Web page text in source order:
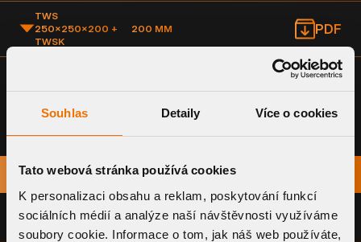
Souhlas Detaily Více o cookies
Tato webová stránka používá cookies
K personalizaci obsahu a reklam, poskytování funkcí
sociálních médií a analýze naší návštěvnosti využíváme
soubory cookie. Informace o tom, jak náš web používáte,
TWS
250×250×200 +
TWSK
200 MM PDF
NÁZEV
PROHLÁŠENÍ O SHODĚ